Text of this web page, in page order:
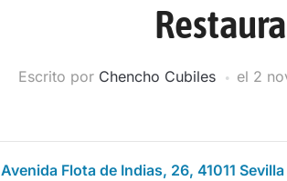
Escrito por Chencho Cubiles el 2
Avenida Flota de Indias, 26, 41011 Sevilla